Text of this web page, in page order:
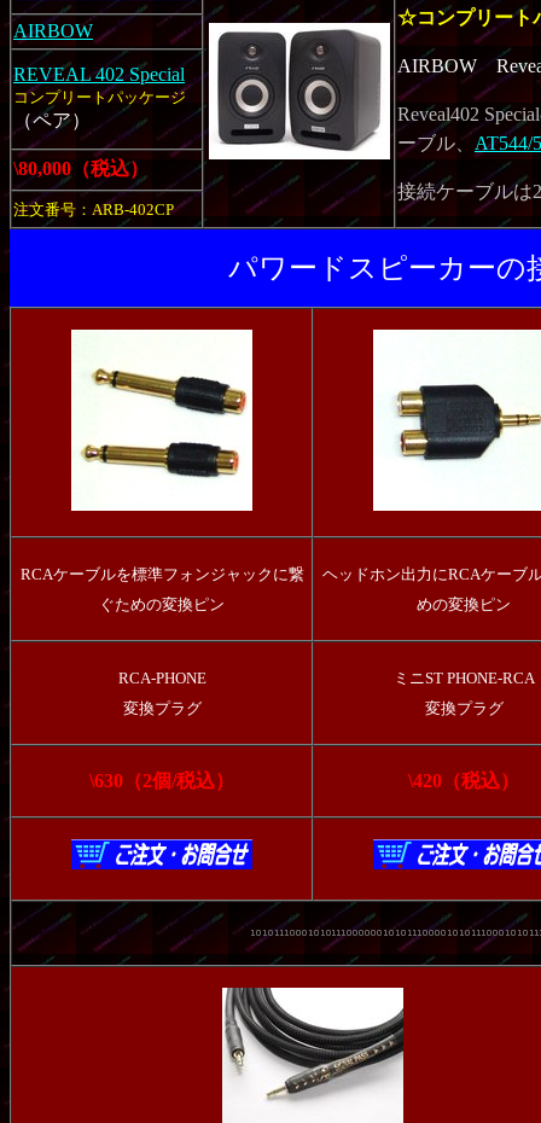
☆コンプリート
AIRBOW
Reveal402
ーブル、 AT544/
接続ケーブルは
AIRBOW
REVEAL 402 Special
コンプリートパッケージ
（ペア）
\80,000（税込）
注文番号：ARB-402CP
パワードスピーカーの
RCAケーブルを標準フォンジャックに繋
ぐための変換ピン
ヘッドホン出力にRCAケーブ
めの変換ピン
RCA-PHONE
変換プラグ
ミニST PHONE-RCA
変換プラグ
\630（2個/税込） \420（税込）